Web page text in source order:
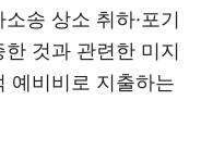
송 상소 취하·포기
것과 관련한 미지
예비비로 지출하는